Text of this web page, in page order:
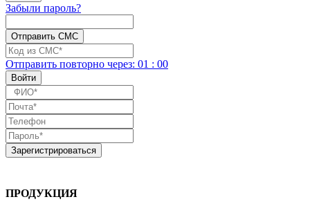
Забыли пароль?
Отправить повторно через: 01 : 00
ПРОДУКЦИЯ